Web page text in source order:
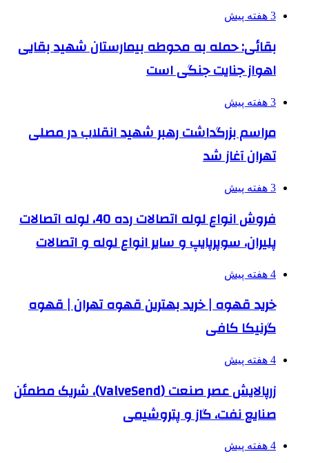
3 هفته پیش
بقائی: حمله به محوطه بیمارستان شهید بقایی
اهواز جنایت جنگی است
3 هفته پیش
مراسم بزرگداشت رهبر شهید انقلاب در مصلی
تهران آغاز شد
3 هفته پیش
فروش انواع لوله اتصالات رده 40، لوله اتصالات
پلیران، سوپرپایپ و سایر انواع لوله و اتصالات
4 هفته پیش
خرید قهوه | خرید بهترین قهوه تهران | قهوه
گرنیکا کافی
4 هفته پیش
زرپالایش عصر صنعت (ValveSend)، شریک مطمئن
صنایع نفت، گاز و پتروشیمی
4 هفته پیش